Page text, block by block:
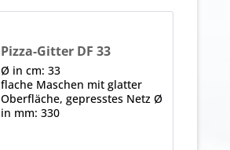
Pizza-Gitter DF 33
Ø in cm: 33
flache Maschen mit glatter
Oberfläche, gepresstes Netz Ø
in mm: 330